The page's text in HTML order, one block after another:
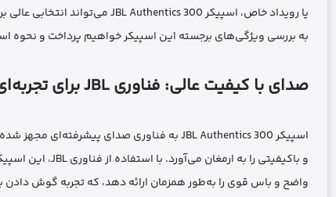
یا رویداد خاص، اسپیکر JBL Authentics 300 می‌تواند انتخابی عالی برای شما باشد. در ادامه ،
به بررسی ویژگی‌های برجسته این اسپیکر خواهیم پرداخت و نحوه
صدای با کیفیت عالی: فناوری JBL برای تجربه‌ای بی‌نظیر
اسپیکر JBL Authentics 300 به فناوری صدای پیشرفته‌ای مجهز شده است که صدای شفاف
و باکیفیتی را به ارمغان می‌آورد. با استفاده از فناوری JBL، این اسپیکر قادر است تا صدای استریو
واضح و باس قوی را به‌طور همزمان ارائه دهد، که تجربه گوش